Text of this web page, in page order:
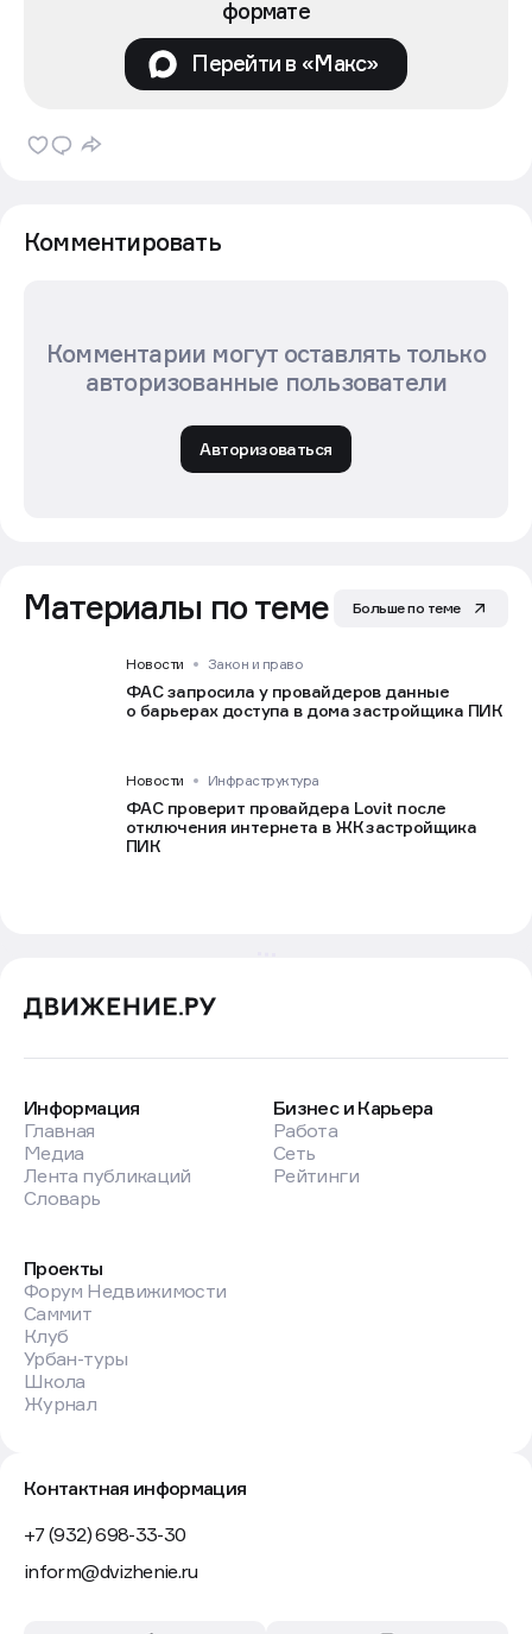
формате
Перейти в «Макс»
Комментировать
Комментарии могут оставлять только
авторизованные пользователи
Авторизоваться
Материалы по теме Больше по теме
Новости Закон и право
ФАС запросила у провайдеров данные
о барьерах доступа в дома застройщика ПИК
Новости Инфраструктура
ФАС проверит провайдера Lovit после
отключения интернета в ЖК застройщика
ПИК
Информация
Главная
Медиа
Лента публикаций
Словарь
Бизнес и Карьера
Работа
Сеть
Рейтинги
Проекты
Форум Недвижимости
Саммит
Клуб
Урбан-туры
Школа
Журнал
Контактная информация
+7 (932) 698-33-30
inform@dvizhenie.ru